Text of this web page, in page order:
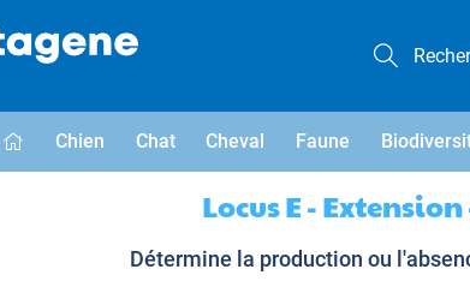
Chien Chat Cheval Faune
Locus E -
Détermine la production ou